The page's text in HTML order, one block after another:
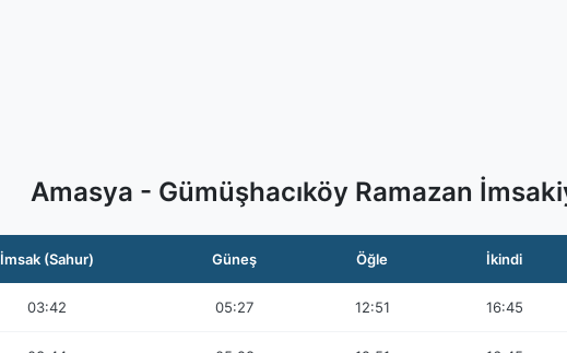
Amasya - Gümüşhacıköy Ramazan
İmsak (Sahur) Güneş Öğle İkindi
03:42 05:27 12:51 16:45